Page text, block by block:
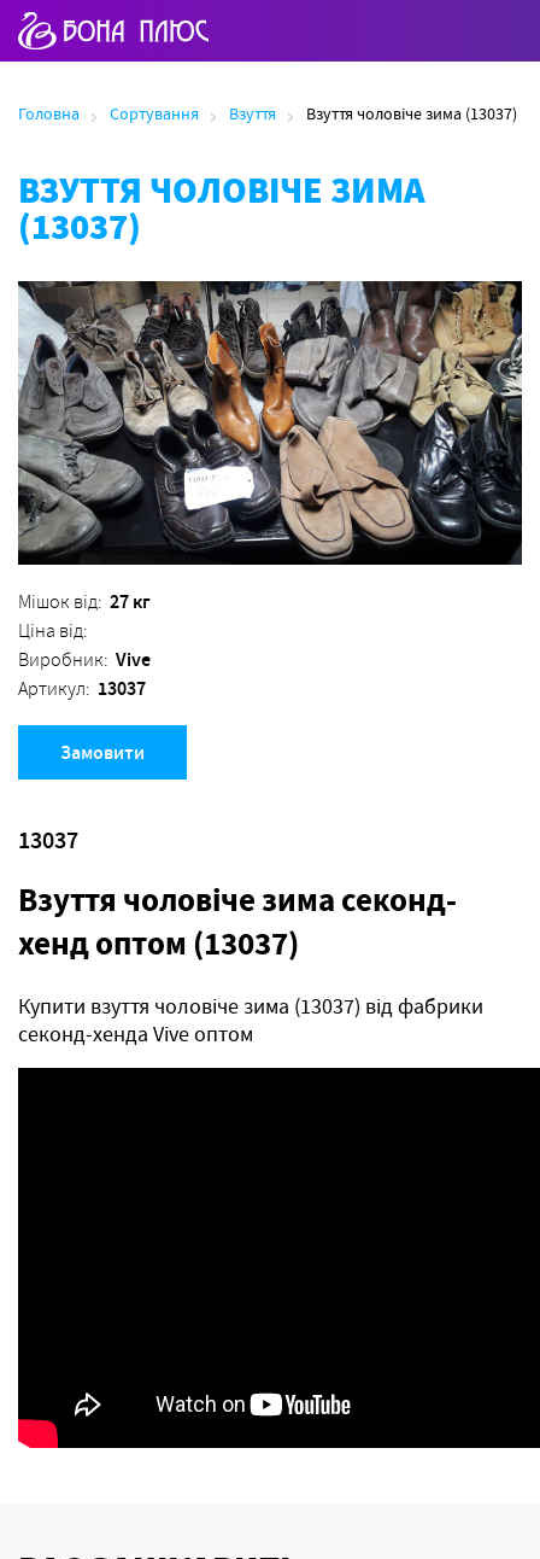
Головна Сортування Взуття Взуття чоловіче зима (13037)
ВЗУТТЯ ЧОЛОВІЧЕ ЗИМА
(13037)
Мішок від: 27 кг
Ціна від:
Виробник: Vive
Артикул: 13037
Замовити
13037
Взуття чоловіче зима секонд-
хенд оптом (13037)
Купити взуття чоловіче зима (13037) від фабрики
секонд-хенда Vive оптом